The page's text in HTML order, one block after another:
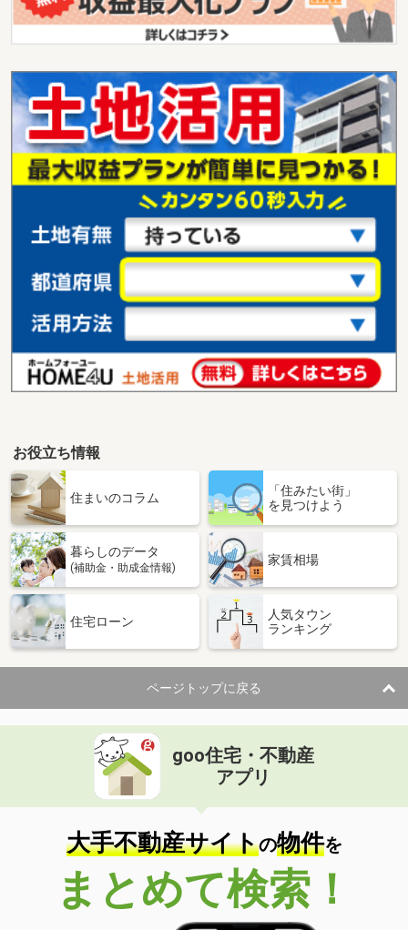
土地面積 208m²
価 格
2,880万円
住 所
宮城県仙台市泉区将監１３丁目
用途地域 １種低層
土地面積 163.27m²
宮城県仙台市泉区将監１３丁目
価 格
2,880万円
住 所
宮城県仙台市泉区将監１３丁目
用途地域 １種低層
宮城県仙台市泉区将監１３丁目
2,880万円
住 所
宮城県仙台市泉区将監１３丁目
宮城県多賀城市八幡３
価 格
1,980万円
住 所
宮城県多賀城市八幡３
用途地域
１種住居
土地面積 254.6m²
宮城県東松島市赤井字川前二
1,400万円
用途地域
２種住居
宮城県大崎市古川中里２
価 格
住 所
土地面積 160.63m²
宮城県仙台市泉区将監１３丁目
2,880万円
お役立ち情報
住まいのコラム
「住みたい街」
を見つけよう
暮らしのデータ
(補助金・助成金情報)
家賃相場
住宅ローン
人気タウン
ランキング
ページトップに戻る
goo住宅・不動産
アプリ
大手不動産サイトの物件を
まとめて検索！